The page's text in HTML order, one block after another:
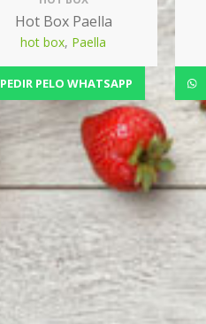
Hot Box Paella
hot box, Paella
PEDIR PELO WHATSAPP